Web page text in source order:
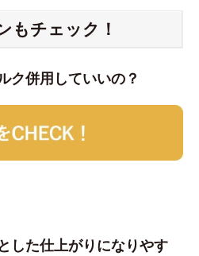
もチェック！
ク併用していいの？
した仕上がりになりやす